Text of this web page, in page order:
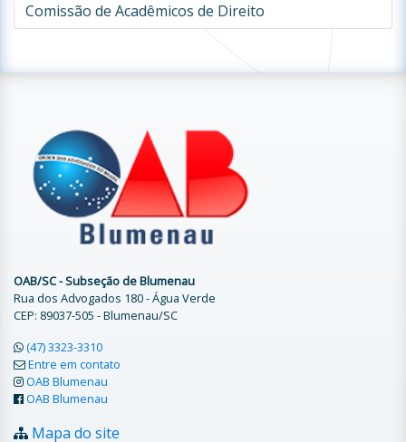
Comissão de Acadêmicos de Direito
OAB/SC - Subseção de Blumenau
Rua dos Advogados 180 - Água Verde
CEP: 89037-505 - Blumenau/SC
(47) 3323-3310
Entre em contato
OAB Blumenau
OAB Blumenau
Mapa do site